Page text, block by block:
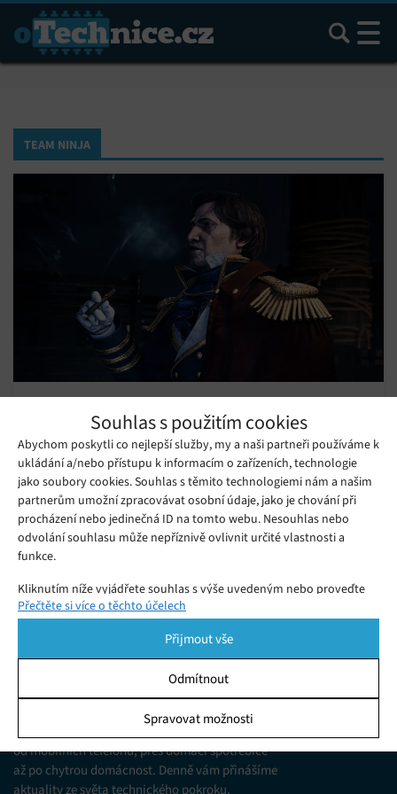
Souhlas s použitím cookies
Abychom poskytli co nejlepší služby, my a naši partneři používáme k
ukládání a/nebo přístupu k informacím o zařízeních, technologie
jako soubory cookies. Souhlas s těmito technologiemi nám a našim
partnerům umožní zpracovávat osobní údaje, jako je chování při
procházení nebo jedinečná ID na tomto webu. Nesouhlas nebo
odvolání souhlasu může nepříznivě ovlivnit určité vlastnosti a
funkce.
Kliknutím níže vyjádřete souhlas s výše uvedeným nebo proveďte
podrobnější rozhodnutí. Vaše volby budou použity pouze na tomto
pomocí přepínačů v Zásadách cookies nebo kliknutím na tlačítko
Spravovat souhlas ve spodní části obrazovky.
Ukládání a/nebo přístup k informacím v zařízení, Porozumění
publiku prostřednictvím statistik nebo kombinací údajů z
různých zdrojů.
Přečtěte si více o těchto účelech
Přijmout vše
Odmítnout
Spravovat možnosti
Hledat
TEAM NINJA
od tvůrců hry Nioh
Středa 14. 09. 2022 Gabriela
Herní studio Team Ninja (nezaměňovat s Ninja Theory), které
stojí za hrou Nioh, plánuje vzít fanoušky PlayStation na
dobrodružnou výpravu do Japonska éry Bakumacu.
Jsme web zajímající se o technologické novinky
od mobilních telefonů, přes domácí spotřebiče
až po chytrou domácnost. Denně vám přinášíme
aktuality ze světa technického pokroku,